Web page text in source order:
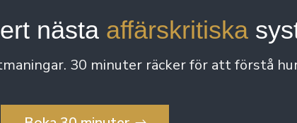
nästa affärskritiska
30 minuter räcker för att förstå